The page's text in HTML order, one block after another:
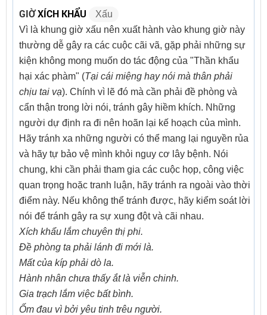
GIỜXÍCH KHẨU
Xấu
Vì là khung giờ xấu nên xuất hành vào khung giờ này
thường dễ gây ra các cuộc cãi vã, gặp phải những sự
kiện không mong muốn do tác động của "Thần khẩu
hại xác phàm" (Tại cái miệng hay nói mà thân phải
chịu tai vạ). Chính vì lẽ đó mà cần phải đề phòng và
cẩn thận trong lời nói, tránh gây hiềm khích. Những
người dự định ra đi nên hoãn lại kế hoạch của mình.
Hãy tránh xa những người có thể mang lại nguyền rủa
và hãy tự bảo vệ mình khỏi nguy cơ lây bệnh. Nói
chung, khi cần phải tham gia các cuộc họp, công việc
quan trọng hoặc tranh luận, hãy tránh ra ngoài vào thời
điểm này. Nếu không thể tránh được, hãy kiểm soát lời
nói để tránh gây ra sự xung đột và cãi nhau.
Xích khẩu lắm chuyên thị phi.
Đề phòng ta phải lánh đi mới là.
Mất của kíp phải dò la.
Hành nhân chưa thấy ắt là viễn chinh.
Gia trạch lắm việc bất bình.
Ốm đau vì bởi yêu tinh trêu người.